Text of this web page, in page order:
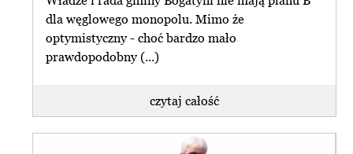
dla węglowego monopolu. Mimo że
optymistyczny - choć bardzo mało
prawdopodobny (...)
czytaj całość